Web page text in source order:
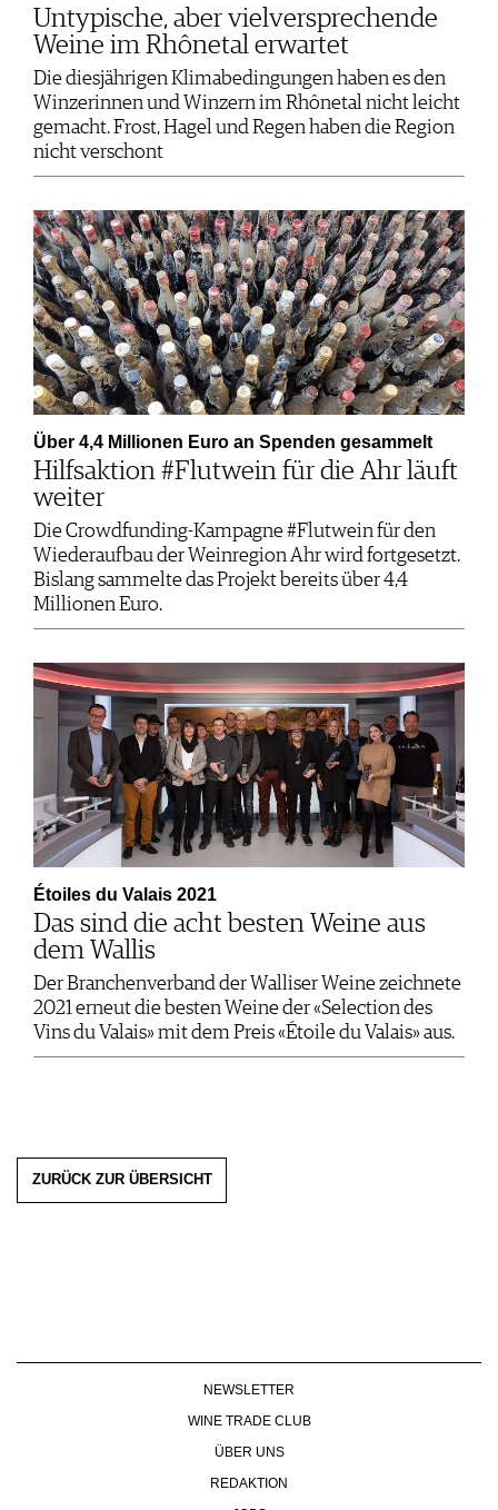
Untypische, aber vielversprechende
Weine im Rhônetal erwartet
Die diesjährigen Klimabedingungen haben es den
Winzerinnen und Winzern im Rhônetal nicht leicht
gemacht. Frost, Hagel und Regen haben die Region
nicht verschont
Über 4,4 Millionen Euro an Spenden gesammelt
Hilfsaktion #Flutwein für die Ahr läuft
weiter
Die Crowdfunding-Kampagne #Flutwein für den
Wiederaufbau der Weinregion Ahr wird fortgesetzt.
Bislang sammelte das Projekt bereits über 4,4
Millionen Euro.
Étoiles du Valais 2021
Das sind die acht besten Weine aus
dem Wallis
Der Branchenverband der Walliser Weine zeichnete
2021 erneut die besten Weine der «Selection des
Vins du Valais» mit dem Preis «Étoile du Valais» aus.
ZURÜCK ZUR ÜBERSICHT
NEWSLETTER
WINE TRADE CLUB
ÜBER UNS
REDAKTION